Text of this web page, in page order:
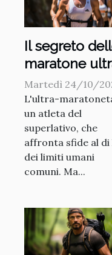
Il segreto
maratone
light
Martedì 24/10/
L'ultra-
un atleta del
superlativo, che
affronta sfide al di
dei limiti umani
comuni. Ma...